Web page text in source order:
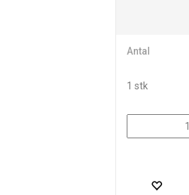
Antal
1 stk